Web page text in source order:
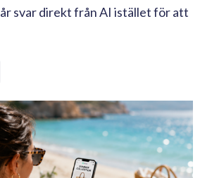
svar direkt från AI istället för att